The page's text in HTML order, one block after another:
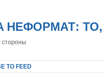
НЕФОРМАТ:
стороны
TO FEED